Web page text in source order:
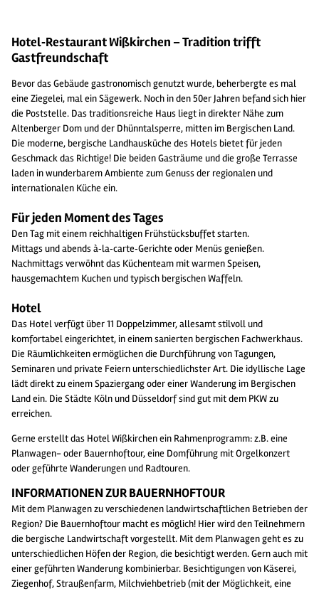
Hotel‑Restaurant Wißkirchen – Tradition trifft
Gastfreundschaft
Bevor das Gebäude gastronomisch genutzt wurde, beherbergte es mal
eine Ziegelei, mal ein Sägewerk. Noch in den 50er Jahren befand sich hier
die Poststelle. Das traditionsreiche Haus liegt in direkter Nähe zum
Altenberger Dom und der Dhünntalsperre, mitten im Bergischen Land.
Die moderne, bergische Landhausküche des Hotels bietet für jeden
Geschmack das Richtige! Die beiden Gasträume und die große Terrasse
laden in wunderbarem Ambiente zum Genuss der regionalen und
internationalen Küche ein.
Für jeden Moment des Tages
Den Tag mit einem reichhaltigen Frühstücksbuffet starten.
Mittags und abends à‑la‑carte‑Gerichte oder Menüs genießen.
Nachmittags verwöhnt das Küchenteam mit warmen Speisen,
hausgemachtem Kuchen und typisch bergischen Waffeln.
Hotel
Das Hotel verfügt über 11 Doppelzimmer, allesamt stilvoll und
komfortabel eingerichtet, in einem sanierten bergischen Fachwerkhaus.
Die Räumlichkeiten ermöglichen die Durchführung von Tagungen,
Seminaren und private Feiern unterschiedlichster Art. Die idyllische Lage
lädt direkt zu einem Spaziergang oder einer Wanderung im Bergischen
Land ein. Die Städte Köln und Düsseldorf sind gut mit dem PKW zu
erreichen.
Gerne erstellt das Hotel Wißkirchen ein Rahmenprogramm: z.B. eine
Planwagen- oder Bauernhoftour, eine Domführung mit Orgelkonzert
oder geführte Wanderungen und Radtouren.
INFORMATIONEN ZUR BAUERNHOFTOUR
Mit dem Planwagen zu verschiedenen landwirtschaftlichen Betrieben der
Region? Die Bauernhoftour macht es möglich! Hier wird den Teilnehmern
die bergische Landwirtschaft vorgestellt. Mit dem Planwagen geht es zu
unterschiedlichen Höfen der Region, die besichtigt werden. Gern auch mit
einer geführten Wanderung kombinierbar. Besichtigungen von Käserei,
Ziegenhof, Straußenfarm, Milchviehbetrieb (mit der Möglichkeit, eine